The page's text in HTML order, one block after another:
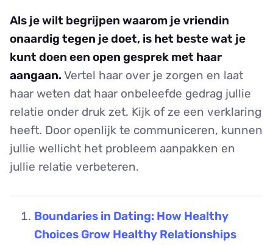
Als je wilt begrijpen waarom je vriendin
onaardig tegen je doet, is het beste wat je
kunt doen een open gesprek met haar
aangaan.Vertel haar over je zorgen en laat
haar weten dat haar onbeleefde gedrag jullie
relatie onder druk zet. Kijk of ze een verklaring
heeft. Door openlijk te communiceren, kunnen
jullie wellicht het probleem aanpakken en
jullie relatie verbeteren.
Boundaries in Dating: How Healthy
Choices Grow Healthy Relationships